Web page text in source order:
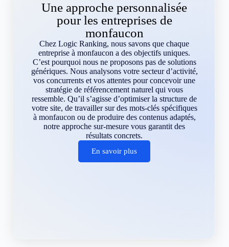
Une approche personnalisée
pour les entreprises de
monfaucon
Chez Logic Ranking, nous savons que chaque
entreprise à monfaucon a des objectifs uniques.
C’est pourquoi nous ne proposons pas de solutions
génériques. Nous analysons votre secteur d’activité,
vos concurrents et vos attentes pour concevoir une
stratégie de référencement naturel qui vous
ressemble. Qu’il s’agisse d’optimiser la structure de
votre site, de travailler sur des mots-clés spécifiques
à monfaucon ou de produire des contenus adaptés,
notre approche sur-mesure vous garantit des
résultats concrets.
En savoir plus